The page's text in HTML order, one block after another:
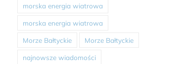
morska energia wiatrowa
morska energia wiatrowa
Morze Bałtyckie Morze Bałtyckie
najnowsze wiadomości